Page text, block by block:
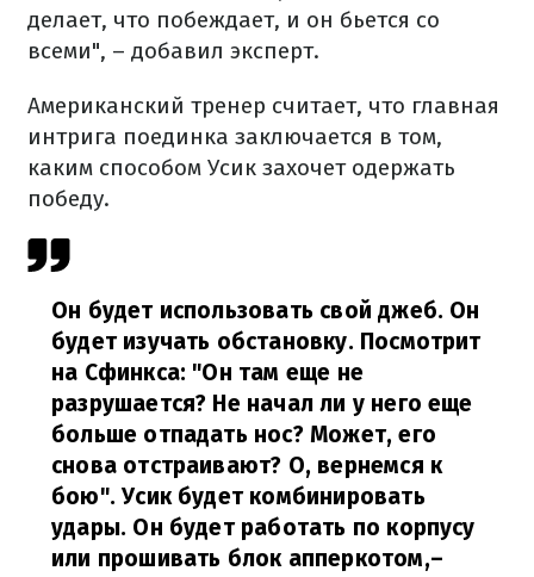
делает, что побеждает, и он бьется со
всеми", – добавил эксперт.
Американский тренер считает, что главная
интрига поединка заключается в том,
каким способом Усик захочет одержать
победу.
Он будет использовать свой джеб. Он
будет изучать обстановку. Посмотрит
на Сфинкса: "Он там еще не
разрушается? Не начал ли у него еще
больше отпадать нос? Может, его
снова отстраивают? О, вернемся к
бою". Усик будет комбинировать
удары. Он будет работать по корпусу
или прошивать блок апперкотом,–